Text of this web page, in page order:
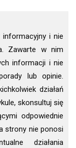
informacyjny i nie
Zawarte w nim
informacji i nie
lub opinie.
działań
skonsultuj się
odpowiednie
strony nie ponosi
działania